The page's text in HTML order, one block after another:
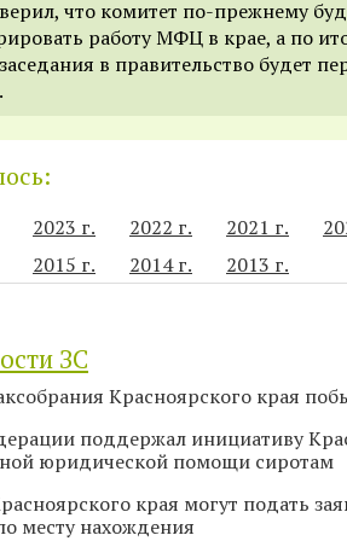
что комитет по-прежнему
работу МФЦ в крае, а по
в правительство будет
2023 г. 2022 г. 2021 г.
2015 г. 2014 г. 2013 г.
ЗС
Красноярского края
поддержал инициативу
юридической помощи сиротам
края могут подать
месту нахождения